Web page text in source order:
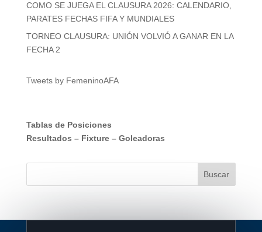
COMO SE JUEGA EL CLAUSURA 2026: CALENDARIO,
PARATES FECHAS FIFA Y MUNDIALES
TORNEO CLAUSURA: UNIÓN VOLVIÓ A GANAR EN LA
FECHA 2
Tweets by FemeninoAFA
Tablas de Posiciones
Resultados – Fixture– Goleadoras